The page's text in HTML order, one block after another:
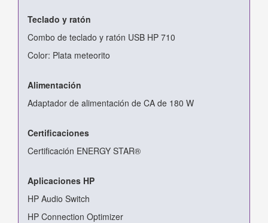
Teclado y ratón
Combo de teclado y ratón USB HP 710
Color: Plata meteorito
Alimentación
Adaptador de alimentación de CA de 180 W
Certificaciones
Certificación ENERGY STAR®
Aplicaciones HP
HP Audio Switch
HP Connection Optimizer